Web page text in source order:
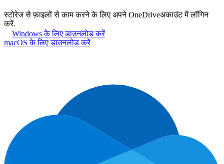
स्टोरेज से फ़ाइलों से काम करने के लिए अपनेOneDriveअकाउंट मेंलॉगिन
करें.
Windows के लिए डाउनलोड करें
macOS के लिए डाउनलोड करें